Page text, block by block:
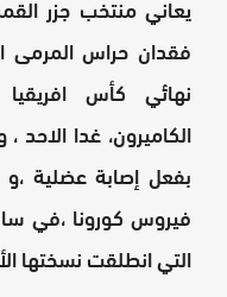
فقدان حراس المرمى
نهائي كأس
الكاميرون، غدا
بفعل إصابة عضلية ،و
فيروس كورونا ،في
التي انطلقت نسختها